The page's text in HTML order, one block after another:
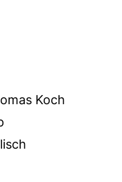
Koch